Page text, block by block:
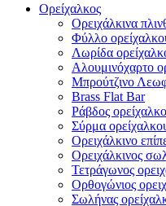
Ορείχαλκος
Ορειχάλκινα
Φύλλο
Λωρίδα
Αλουμινόχαρτο
Μπρούτζινο
Brass Flat Bar
Ράβδος
Σύρμα
Ορειχάλκινο
Ορειχάλκινος
Τετράγωνος
Ορθογώνιος
Σωλήνας